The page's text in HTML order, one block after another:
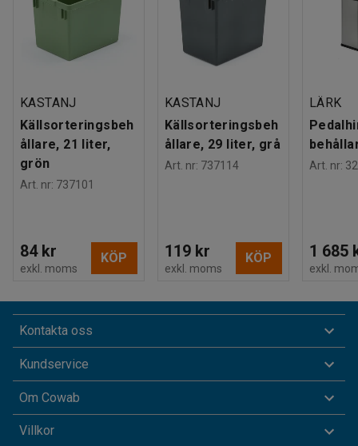
KASTANJ
Källsorteringsbeh
ållare, 21 liter,
grön
Art. nr: 737101
84 kr
exkl. moms
KÖP
KASTANJ
Källsorteringsbeh
ållare, 29 liter, grå
Art. nr: 737114
119 kr
exkl. moms
KÖP
LÄRK
Art. nr:
1 685
exkl.
Kontakta oss
Kundservice
Om Cowab
Villkor